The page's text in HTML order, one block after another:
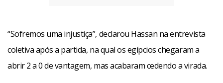
“Sofremos uma injustiça”, declarou Hassan na entrevista
coletiva após a partida, na qual os egípcios chegaram a
abrir 2 a 0 de vantagem, mas acabaram cedendo a virada.